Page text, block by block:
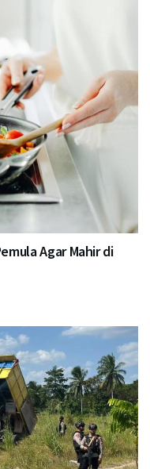
Agar Mahir di